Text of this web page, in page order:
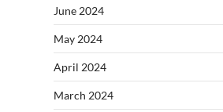
June 2024
May 2024
April 2024
March 2024